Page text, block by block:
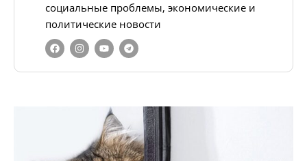
социальные проблемы, экономические и
политические новости